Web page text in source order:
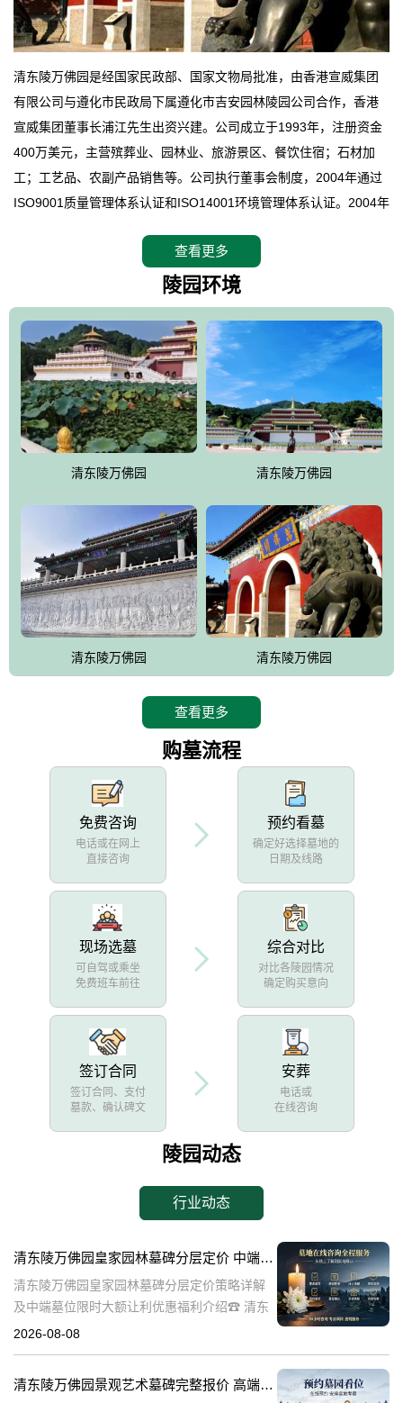
清东陵万佛园是经国家民政部、国家文物局批准，由香港宣威集团
有限公司与遵化市民政局下属遵化市吉安园林陵园公司合作，香港
宣威集团董事长浦江先生出资兴建。公司成立于1993年，注册资金
400万美元，主营殡葬业、园林业、旅游景区、餐饮住宿；石材加
工；工艺品、农副产品销售等。公司执行董事会制度，2004年通过
ISO9001质量管理体系认证和ISO14001环境管理体系认证。2004年
拥有4A级旅游区头衔的花园式陵园，园内建有四星级酒店一座。
万佛园位于遵化市境内，座落在世界文化遗产清东陵地形墙内，地
形绝佳，地理位置优越，交通便利。公司以“建设全国顶级人生后花
园、打造佛教精品旅游圣地”为目标，以海外归侨、国内外知名人士
的墓地安葬、祭祀吊亡并结合旅游参观构成其主要使用功能；以苍
郁绚丽、优雅宜人的园林景观构成其外部形象。通过墓园建设与造
园手法相结合的默契操作，建成一处特色鲜明、服务周全、环境优
美、民族风格突出，与周边文物古迹交相呼应的极具吸引力的花园
式园林。
万佛园工程一期占地448亩，目前完成投资近12亿元人民币，园区采
用全仿古式建筑，寻求与世界文化遗产地清东陵的和谐统一，在园
区建设中寻求陵园建设与景区建设的有机融合，充分发挥独一无二
的地形优势，打造现代艺术园林，建设旅游景观、寺庙、酒店等综
合服务设施，服务于陵园经营，使企业的多元化经营项目相互依
托、相互促进，园区绿化覆盖率达90%。
设计建造各种墓地墓位3万个；主体建筑金宝塔，墓位容量8万个，
能适应不同消费阶层的需求，为客户提供墓碑设计制作服务、特色
查看更多
陵园环境
清东陵万佛园 清东陵万佛园
清东陵万佛园 清东陵万佛园
查看更多
购墓流程
免费咨询
电话或在网上
直接咨询
预约看墓
确定好选择墓地的
日期及线路
现场选墓
可自驾或乘坐
免费班车前往
综合对比
对比各陵园情况
确定购买意向
签订合同
签订合同、支付
墓款、确认碑文
安葬
电话或
在线咨询
陵园动态
行业动态
清东陵万佛园皇家园林墓碑分层定价 中端墓位限时大额让利详解及优惠福利
清东陵万佛园皇家园林墓碑分层定价策略详解
及中端墓位限时大额让利优惠福利介绍☎ 清东
陵万佛园电话:400-838-5063清东陵万佛园，作
2026-08-08
清东陵万佛园景观艺术墓碑完整报价 高端墓型大额直降活动详解